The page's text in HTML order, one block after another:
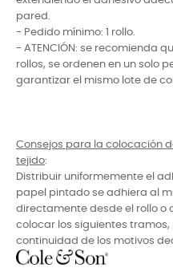
pared.
- Pedido mínimo: 1 rollo.
- ATENCIÓN: se recomienda
rollos, se ordenen en un solo
garantizar el mismo lote de
Consejos para la colocación
tejido:
Distribuir uniformemente el
papel pintado se adhiera al
directamente desde el rollo o
colocar los siguientes
continuidad de los motivos